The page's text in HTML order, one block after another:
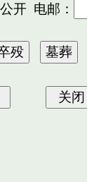
开 电邮：